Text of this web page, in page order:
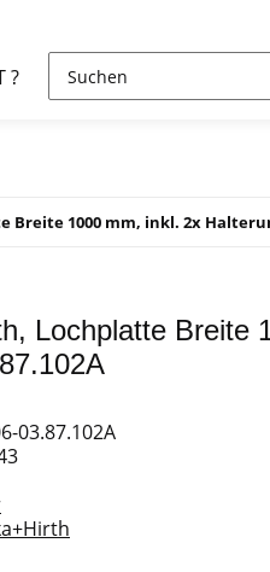
?
1000 mm, inkl. 2x
Lochplatte Breite
03.87.102A